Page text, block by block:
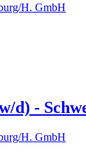
H. GmbH
d) -
H. GmbH